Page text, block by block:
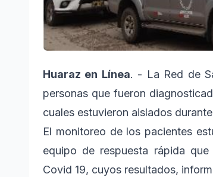
Huaraz en Línea. - La Red de
personas que fueron
cuales estuvieron aislados
El monitoreo de los pacientes
equipo de respuesta rápida
Covid 19, cuyos resultados,